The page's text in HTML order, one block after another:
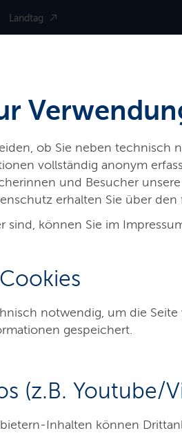
ob Sie neben technisch
vollständig anonym
und Besucher
erhalten Sie über den
sind, können Sie im
notwendig, um die
gespeichert.
(z.B. Youtube/
Inhalten können
Landtag